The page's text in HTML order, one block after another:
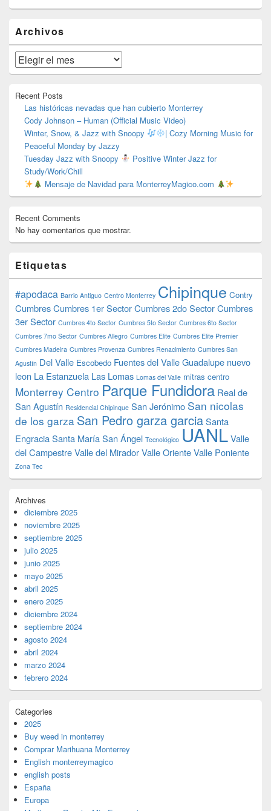
área
de
widget
barra
lateral
Archivos
Archivos
Recent Posts
Las históricas nevadas que han cubierto Monterrey
Cody Johnson – Human (Official Music Video)
Winter, Snow, & Jazz with Snoopy
| Cozy Morning Music for
Peaceful Monday by Jazzy
Tuesday Jazz with Snoopy
Positive Winter Jazz for
Study/Work/Chill
Mensaje de Navidad para MonterreyMagico.com
Recent Comments
No hay comentarios que mostrar.
Etiquetas
#apodaca Barrio Antiguo Centro Monterrey Chipinque Contry
CumbresCumbres 1er SectorCumbres 2do SectorCumbres
3er Sector Cumbres 4to Sector Cumbres 5to Sector Cumbres 6to Sector
Cumbres 7mo Sector Cumbres Allegro Cumbres Elite Cumbres Elite Premier
Cumbres Madeira Cumbres Provenza Cumbres Renacimiento Cumbres San
Agustín Del Valle Escobedo Fuentes del ValleGuadalupe nuevo
leon La Estanzuela Las Lomas Lomas del Valle mitras centro
Monterrey Centro Parque Fundidora Real de
San Agustín Residencial Chipinque San Jerónimo San nicolas
de los garza San Pedro garza garciaSanta
EngraciaSanta MaríaSan Ángel Tecnológico UANLValle
del CampestreValle del MiradorValle OrienteValle Poniente
Zona Tec
Archives
diciembre 2025
noviembre 2025
septiembre 2025
julio 2025
junio 2025
mayo 2025
abril 2025
enero 2025
diciembre 2024
septiembre 2024
agosto 2024
abril 2024
marzo 2024
febrero 2024
Categories
2025
Buy weed in monterrey
Comprar Marihuana Monterrey
English monterreymagico
english posts
España
Europa